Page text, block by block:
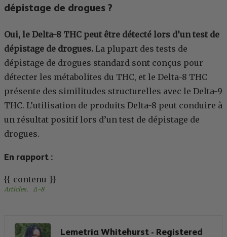
dépistage de drogues ?
Oui, le Delta-8 THC peut être détecté lors d’un test de
dépistage de drogues. La plupart des tests de
dépistage de drogues standard sont conçus pour
détecter les métabolites du THC, et le Delta-8 THC
présente des similitudes structurelles avec le Delta-9
THC. L’utilisation de produits Delta-8 peut conduire à
un résultat positif lors d’un test de dépistage de
drogues.
En rapport :
{{ contenu }}
Articles, Δ-8
Lemetria Whitehurst - Registered